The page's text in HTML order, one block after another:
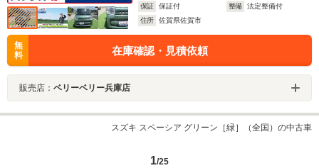
保証
保証付 整備
法定整備付
住所
佐賀県佐賀市
無
料
在庫確認・見積依頼
販売店： ベリーベリー兵庫店
スズキ スペーシア グリーン［緑］（全国）の中古車
1/25